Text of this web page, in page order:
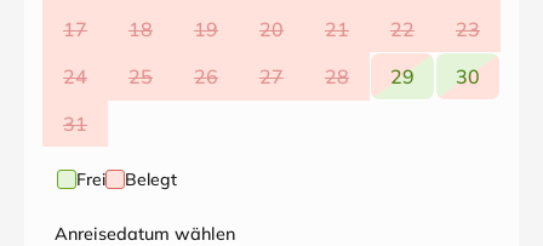
17
18 19 20 21 22
23
24
25 26 27 28 29
30
31
Frei Belegt
Anreisedatum wählen